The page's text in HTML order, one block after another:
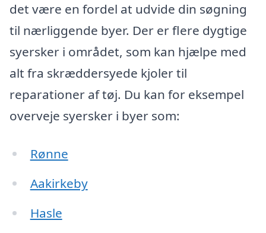
det være en fordel at udvide din søgning
til nærliggende byer. Der er flere dygtige
syersker i området, som kan hjælpe med
alt fra skræddersyede kjoler til
reparationer af tøj. Du kan for eksempel
overveje syersker i byer som:
Rønne
Aakirkeby
Hasle